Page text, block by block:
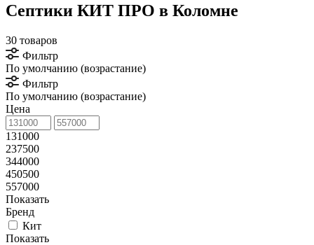
Септики КИТ ПРО в Коломне
30 товаров
Фильтр
По умолчанию (возрастание)
Фильтр
По умолчанию (возрастание)
Цена
131000
237500
344000
450500
557000
Показать
Бренд
Кит
Показать